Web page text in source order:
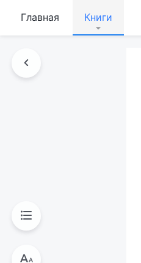
Главная Книги